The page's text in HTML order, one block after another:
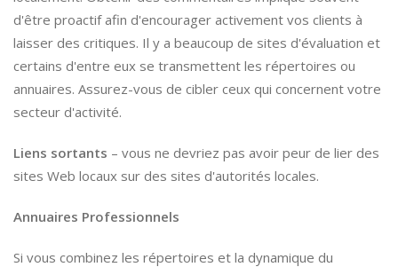
d'être proactif afin d'encourager activement vos clients à
laisser des critiques. Il y a beaucoup de sites d'évaluation et
certains d'entre eux se transmettent les répertoires ou
annuaires. Assurez-vous de cibler ceux qui concernent votre
secteur d'activité.
Liens sortants – vous ne devriez pas avoir peur de lier des
sites Web locaux sur des sites d'autorités locales.
Annuaires Professionnels
Si vous combinez les répertoires et la dynamique du